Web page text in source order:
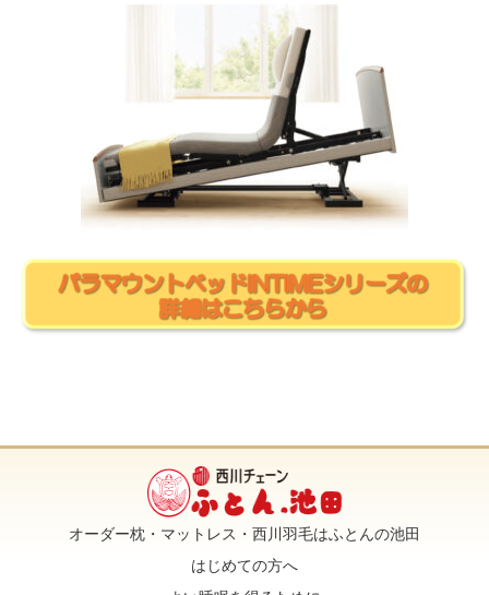
オーダー枕・マットレス・西川羽毛はふとんの池田
はじめての方へ